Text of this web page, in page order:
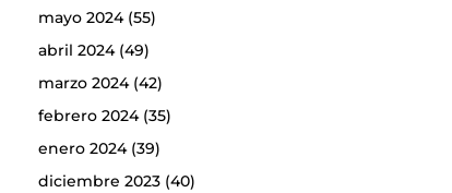
mayo 2024(55)
abril 2024(49)
marzo 2024(42)
febrero 2024(35)
enero 2024(39)
diciembre 2023(40)